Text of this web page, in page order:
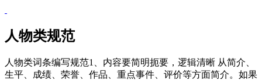
人物类规范
人物类词条编写规范1、内容要简明扼要，逻辑清晰 从简介、
生平、成绩、荣誉、作品、重点事件、评价等方面简介。如果